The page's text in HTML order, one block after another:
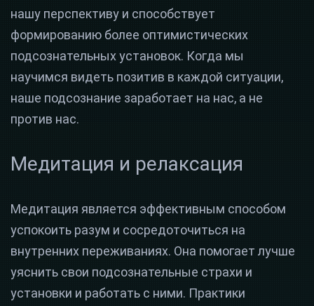
нашу перспективу и способствует
формированию более оптимистических
подсознательных установок. Когда мы
научимся видеть позитив в каждой ситуации,
наше подсознание заработает на нас, а не
против нас.
Медитация и релаксация
Медитация является эффективным способом
успокоить разум и сосредоточиться на
внутренних переживаниях. Она помогает лучше
уяснить свои подсознательные страхи и
установки и работать с ними. Практики